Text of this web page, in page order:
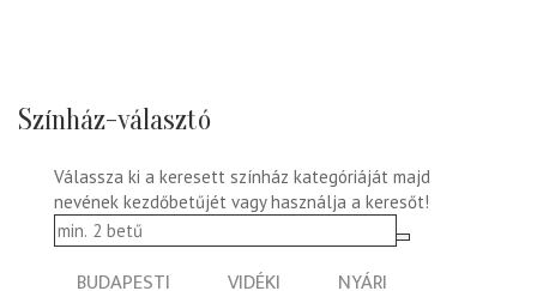
Színház-választó
Válassza ki a keresett színház kategóriáját majd
nevének kezdőbetűjét vagy használja a keresőt!
BUDAPESTI VIDÉKI
NYÁRI